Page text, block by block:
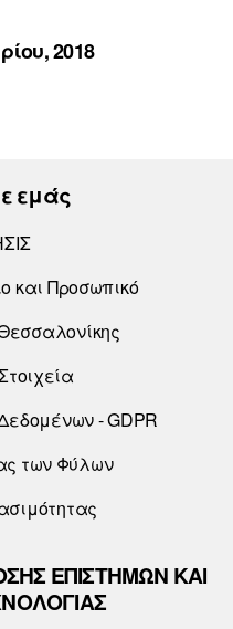
2018
εμάς
και Προσωπικό
- GDPR
των Φύλων
ΕΠΙΣΤΗΜΩΝ ΚΑΙ